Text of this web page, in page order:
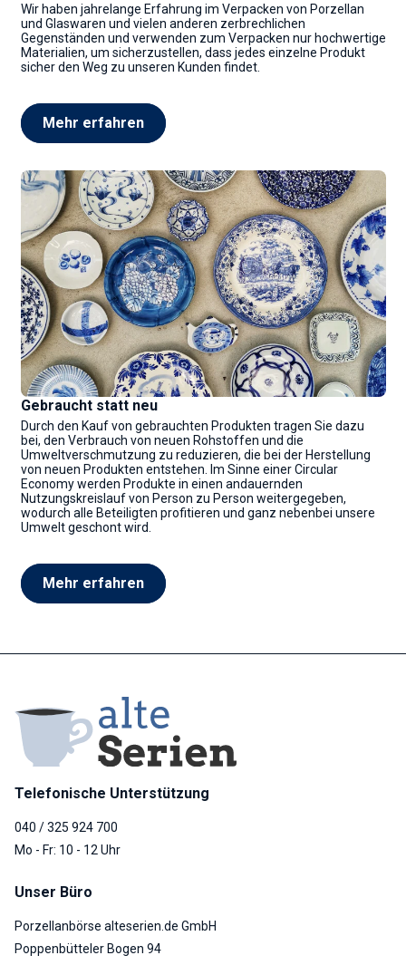
Wir haben jahrelange Erfahrung im Verpacken von Porzellan
und Glaswaren und vielen anderen zerbrechlichen
Gegenständen und verwenden zum Verpacken nur hochwertige
Materialien, um sicherzustellen, dass jedes einzelne Produkt
sicher den Weg zu unseren Kunden findet.
Mehr erfahren
Gebraucht statt neu
Durch den Kauf von gebrauchten Produkten tragen Sie dazu
bei, den Verbrauch von neuen Rohstoffen und die
Umweltverschmutzung zu reduzieren, die bei der Herstellung
von neuen Produkten entstehen. Im Sinne einer Circular
Economy werden Produkte in einen andauernden
Nutzungskreislauf von Person zu Person weitergegeben,
wodurch alle Beteiligten profitieren und ganz nebenbei unsere
Umwelt geschont wird.
Mehr erfahren
Telefonische Unterstützung
040 / 325 924 700
Mo - Fr: 10 - 12 Uhr
Unser Büro
Porzellanbörse alteserien.de GmbH
Poppenbütteler Bogen 94